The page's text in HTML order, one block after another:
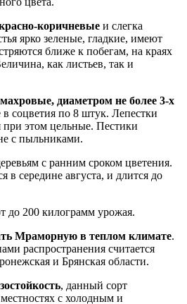
коричневые и слегка
ярко зеленые, гладкие, имеют
ближе к побегам, на краях
как листьев, так и
диаметром не более 3-х
в соцветия по 8 штук. Лепестки
этом цельные. Пестики
с пыльниками.
с ранним сроком цветения.
в середине августа, и длится до
до 200 килограмм урожая.
Мраморную в теплом климате.
распространения считается
и Брянская области.
, данный сорт
с холодным и